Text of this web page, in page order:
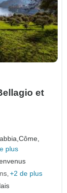
et
Côme,
plus
+2 de plus